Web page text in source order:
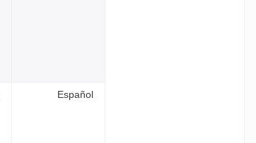
Español